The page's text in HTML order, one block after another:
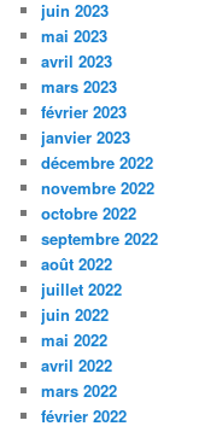
juin 2023
mai 2023
avril 2023
mars 2023
février 2023
janvier 2023
décembre 2022
novembre 2022
octobre 2022
septembre 2022
août 2022
juillet 2022
juin 2022
mai 2022
avril 2022
mars 2022
février 2022